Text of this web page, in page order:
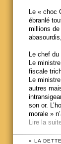
Le « choc
ébranlé
millions
Le chef
Le
fiscale
Le
autres
son or.
morale »
Lire la
« LA